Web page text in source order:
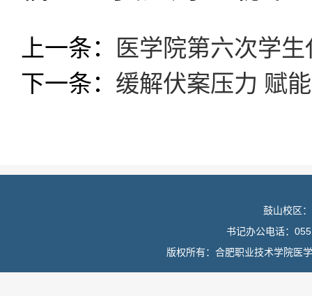
上一条：
医学院第六次学
下一条： 缓解伏案压力 赋
鼓山校区
书记办公电话：
版权所有：合肥职业技术学院